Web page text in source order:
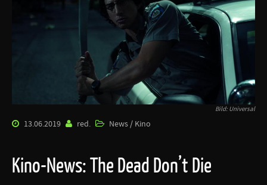
Bild: Universal
13.06.2019 red. News / Kino
Kino-News: The Dead Don’t Die